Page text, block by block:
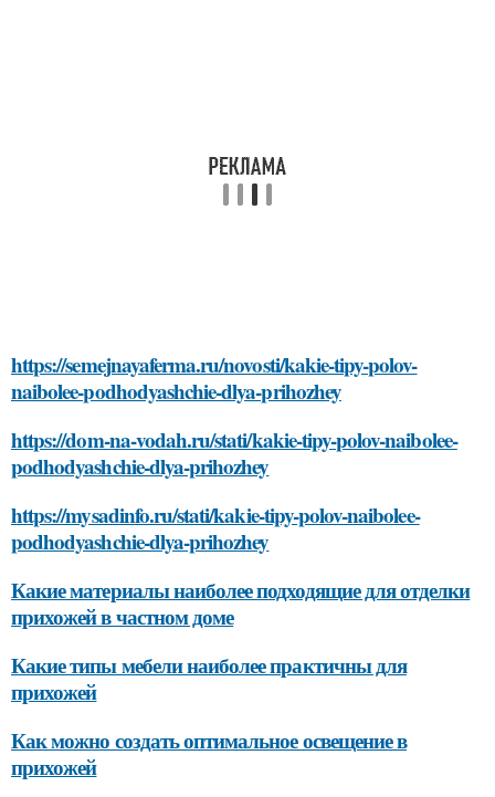
https://semejnayaferma.ru/novosti/kakie-tipy-polov-
naibolee-podhodyashchie-dlya-prihozhey
https://dom-na-vodah.ru/stati/kakie-tipy-polov-naibolee-
podhodyashchie-dlya-prihozhey
https://mysadinfo.ru/stati/kakie-tipy-polov-naibolee-
podhodyashchie-dlya-prihozhey
Какие материалы наиболее подходящие для отделки
прихожей в частном доме
Какие типы мебели наиболее практичны для
прихожей
Как можно создать оптимальное освещение в
прихожей